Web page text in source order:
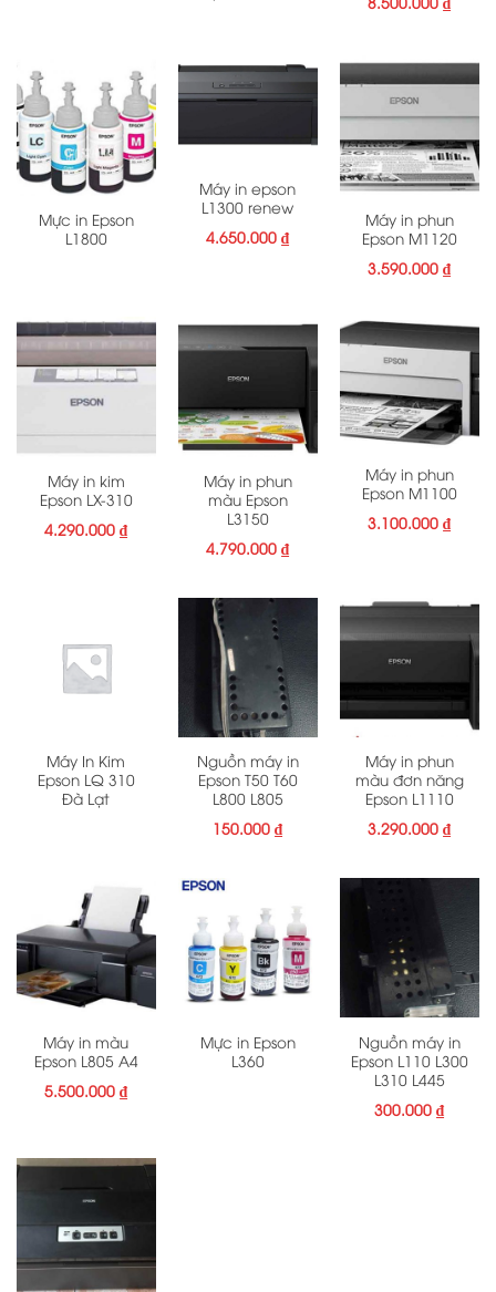
Mực in Epson
L1800
Máy in epson
L1300 renew
4.650.000₫
Máy in phun
Epson M1120
3.590.000₫
Máy in kim
Epson LX-310
4.290.000₫
Máy in phun
màu Epson
L3150
4.790.000₫
Máy in phun
Epson M1100
3.100.000₫
Máy In Kim
Epson LQ 310
Đà Lạt
Nguồn máy in
Epson T50 T60
L800 L805
150.000₫
Máy in phun
màu đơn năng
Epson L1110
3.290.000₫
Máy in màu
Epson L805 A4
5.500.000₫
Mực in Epson
L360
Nguồn máy in
Epson L110 L300
L310 L445
300.000₫